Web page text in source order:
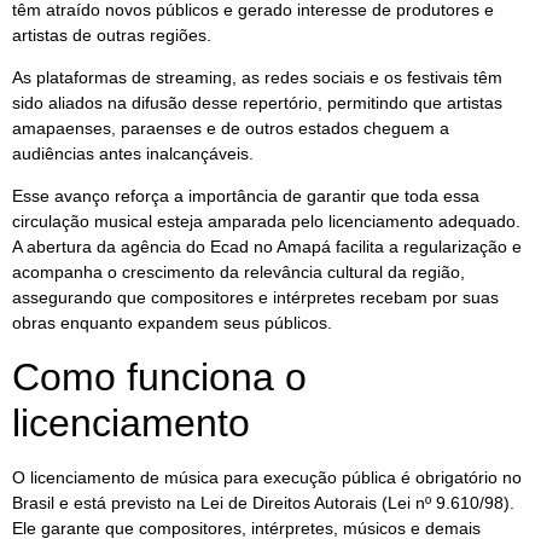
têm atraído novos públicos e gerado interesse de produtores e
artistas de outras regiões.
As plataformas de streaming, as redes sociais e os festivais têm
sido aliados na difusão desse repertório, permitindo que artistas
amapaenses, paraenses e de outros estados cheguem a
audiências antes inalcançáveis.
Esse avanço reforça a importância de garantir que toda essa
circulação musical esteja amparada pelo licenciamento adequado.
A abertura da agência do Ecad no Amapá facilita a regularização e
acompanha o crescimento da relevância cultural da região,
assegurando que compositores e intérpretes recebam por suas
obras enquanto expandem seus públicos.
Como funciona o
licenciamento
O licenciamento de música para execução pública é obrigatório no
Brasil e está previsto na Lei de Direitos Autorais (Lei nº 9.610/98).
Ele garante que compositores, intérpretes, músicos e demais